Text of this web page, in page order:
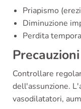
Priapismo
Diminuzione
Perdita
Controllare
dell'assunzione.
vasodilatatori,